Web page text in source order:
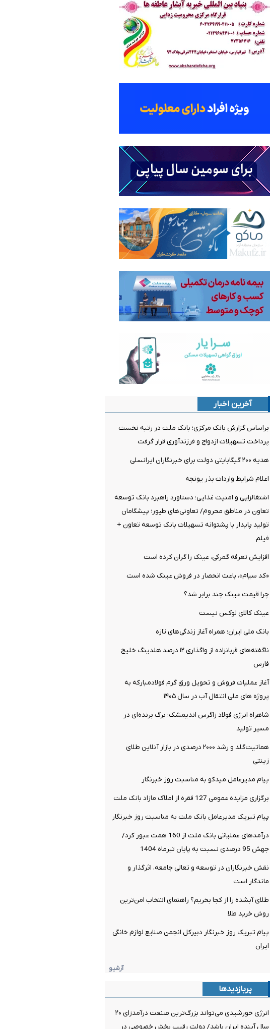
آخرین اخبار
براساس گزارش بانک مرکزی؛ بانک ملت در رتبه نخست
پرداخت تسهیلات ازدواج و فرزندآوری قرار گرفت
هدیه ۲۰۰ گیگابایتی دولت برای خبرنگاران ایرانسلی
اعلام شرایط واردات بذر یونجه
اشتغالزایی و امنیت غذایی؛ دستاورد راهبرد بانک توسعه
تعاون در مناطق محروم/ تعاونی‌های طیور؛ پیشگامان
تولید پایدار با پشتوانه تسهیلات بانک توسعه تعاون +
فیلم
افزایش تعرفه گمرکی، عینک را گران کرده است
«کد سیام»، باعث انحصار در فروش عینک شده است
چرا قیمت عینک چند برابر شد؟
عینک کالای لوکس نیست
بانک ملی ایران؛ همراه آغاز زندگی‌های تازه
ناگفته‌های قربانزاده از واگذاری ۱۲ درصد هلدینگ خلیج
فارس
آغاز عملیات فروش و تحویل ورق گرم فولادمبارکه به
پروژه های ملی انتقال آب در سال ۱۴۰۵
شاهراه انرژی فولاد زاگرس اندیمشک؛ برگ برنده‌ای در
مسیر تولید
هماتیت‌گلد و رشد ۲۰۰۰ درصدی در بازار آنلاین طلای
زینتی
پیام مدیرعامل میدکو به مناسبت روز خبرنگار
برگزاری مزایده عمومی 127 فقره از املاک مازاد بانک ملت
پیام تبریک مدیرعامل بانک ملت به مناسبت روز خبرنگار
درآمدهای عملیاتی بانک ملت از 160 همت عبور کرد/
جهش 95 درصدی نسبت به پایان تیرماه 1404
نقش خبرنگاران در توسعه و تعالی جامعه، اثرگذار و
ماندگار است
طلای آبشده را از کجا بخریم؟ راهنمای انتخاب امن‌ترین
روش خرید طلا
پیام تبریک روز خبرنگار دبیرکل انجمن صنایع لوازم خانگی
ایران
آرشیو
پربازدیدها
انرژی خورشیدی می‌تواند بزرگ‌ترین صنعت درآمدزای ۲۰
سال آینده ایران باشد/ دولت رقیب بخش خصوصی در